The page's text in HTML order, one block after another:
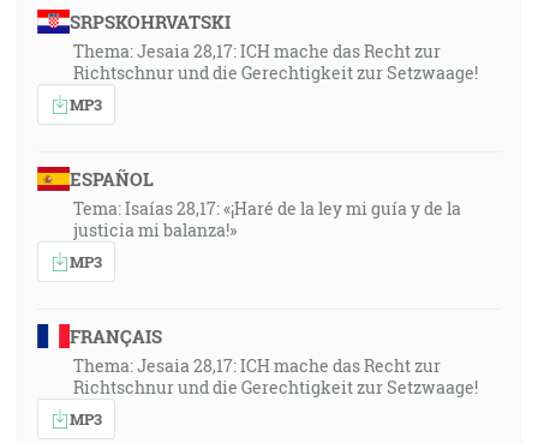
SRPSKOHRVATSKI
Thema: Jesaia 28,17: ICH mache das Recht zur
Richtschnur und die Gerechtigkeit zur Setzwaage!
MP3
ESPAÑOL
Tema: Isaías 28,17: «¡Haré de la ley mi guía y de la
justicia mi balanza!»
MP3
FRANÇAIS
Thema: Jesaia 28,17: ICH mache das Recht zur
Richtschnur und die Gerechtigkeit zur Setzwaage!
MP3